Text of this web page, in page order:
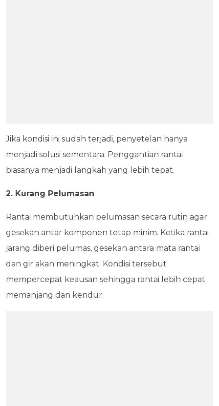
Jika kondisi ini sudah terjadi, penyetelan hanya
menjadi solusi sementara. Penggantian rantai
biasanya menjadi langkah yang lebih tepat.
2. Kurang Pelumasan
Rantai membutuhkan pelumasan secara rutin agar
gesekan antar komponen tetap minim. Ketika rantai
jarang diberi pelumas, gesekan antara mata rantai
dan gir akan meningkat. Kondisi tersebut
mempercepat keausan sehingga rantai lebih cepat
memanjang dan kendur.